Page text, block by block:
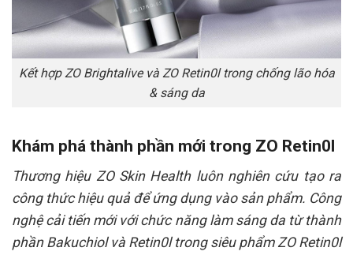
Kết hợp ZO Brightalive và ZO Retin0l trong chống lão hóa
& sáng da
Khám phá thành phần mới trong ZO Retin0l
Thương hiệu ZO Skin Health luôn nghiên cứu tạo ra
công thức hiệu quả để ứng dụng vào sản phẩm. Công
nghệ cải tiến mới với chức năng làm sáng da từ thành
phần Bakuchiol và Retin0l trong siêu phẩm ZO Retin0l